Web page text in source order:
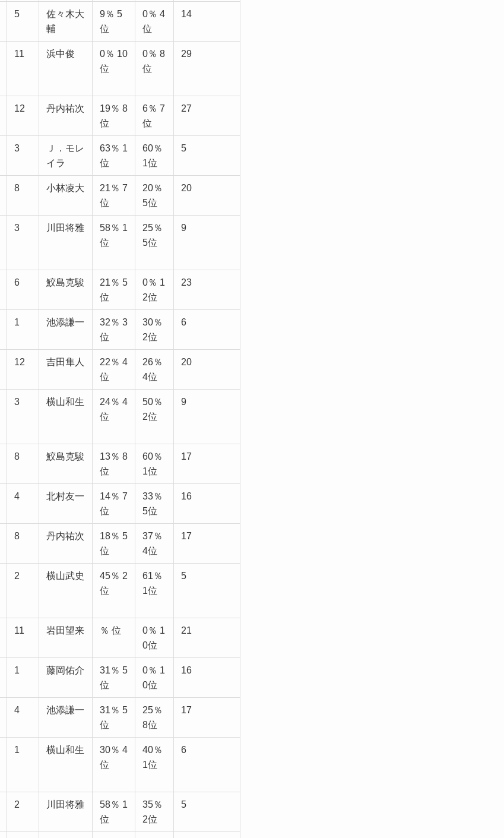
5
佐々木大
輔
9％ 5
位
0％ 4
位
14
11 浜中俊
0％ 10
位
0％ 8
位
29
12 丹内祐次
19％ 8
位
6％ 7
位
27
3
Ｊ．モレ
イラ
63％ 1
位
60％
1位
5
8 小林凌大
21％ 7
位
20％
5位
20
3 川田将雅
58％ 1
位
25％
5位
9
6 鮫島克駿
21％ 5
位
0％ 1
2位
23
1 池添謙一
32％ 3
位
30％
2位
6
12 吉田隼人
22％ 4
位
26％
4位
20
3 横山和生
24％ 4
位
50％
2位
9
8 鮫島克駿
13％ 8
位
60％
1位
17
4 北村友一
14％ 7
位
33％
5位
16
8 丹内祐次
18％ 5
位
37％
4位
17
2 横山武史
45％ 2
位
61％
1位
5
11 岩田望来 ％ 位
0％ 1
0位
21
1 藤岡佑介
31％ 5
位
0％ 1
0位
16
4 池添謙一
31％ 5
位
25％
8位
17
1 横山和生
30％ 4
位
40％
1位
6
2 川田将雅
58％ 1
位
35％
2位
5